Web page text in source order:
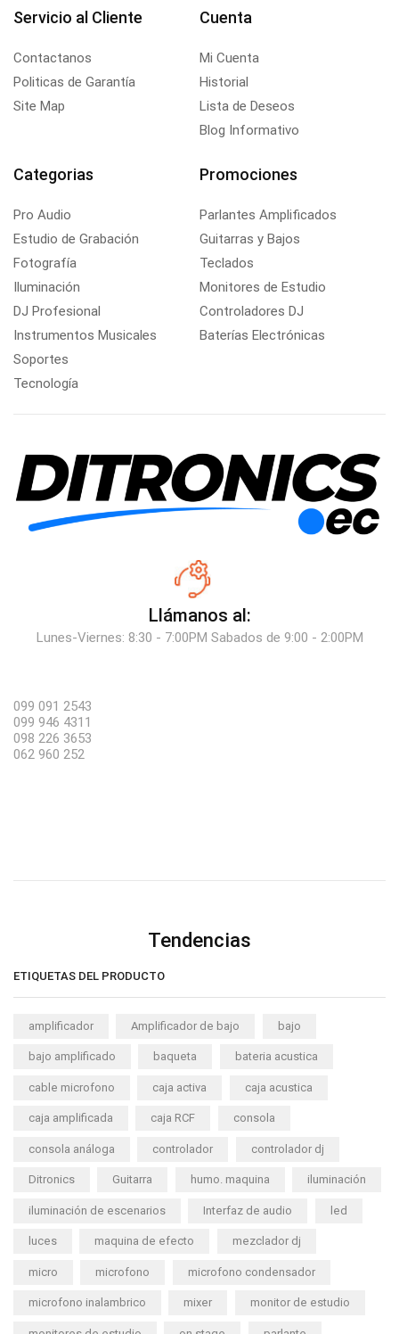
Servicio al Cliente
Contactanos
Politicas de Garantía
Site Map
Cuenta
Mi Cuenta
Historial
Lista de Deseos
Blog Informativo
Categorias
Pro Audio
Estudio de Grabación
Fotografía
Iluminación
DJ Profesional
Instrumentos Musicales
Soportes
Tecnología
Promociones
Parlantes Amplificados
Guitarras y Bajos
Teclados
Monitores de Estudio
Controladores DJ
Baterías Electrónicas
Llámanos al:
Lunes-Viernes: 8:30 - 7:00PM Sabados de 9:00 - 2:00PM
099 091 2543
099 946 4311
098 226 3653
062 960 252
Tendencias
ETIQUETAS DEL PRODUCTO
amplificador Amplificador de bajo bajo
bajo amplificado baqueta bateria acustica
cable microfono caja activa caja acustica
caja amplificada caja RCF consola
consola análoga controlador controlador dj
Ditronics Guitarra humo. maquina iluminación
iluminación de escenarios Interfaz de audio led
luces maquina de efecto mezclador dj
micro microfono microfono condensador
microfono inalambrico mixer monitor de estudio